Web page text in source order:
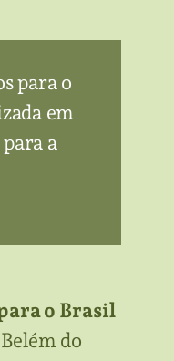
para o
em
a
o Brasil
do